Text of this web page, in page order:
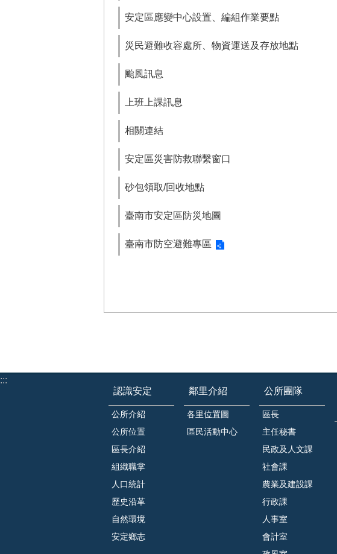
安定區應變中心設置、編組作業要點
災民避難收容處所、物資運送及存放地點
颱風訊息
上班上課訊息
相關連結
安定區災害防救聯繫窗口
砂包領取/回收地點
臺南市安定區防災地圖
臺南市防空避難專區
:::
認識安定
公所介紹
公所位置
區長介紹
組織職掌
人口統計
歷史沿革
自然環境
安定鄉志
鄰里介紹
各里位置圖
區民活動中心
公所團隊
區長
主任秘書
民政及人文課
社會課
農業及建設課
行政課
人事室
會計室